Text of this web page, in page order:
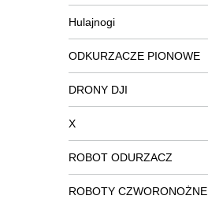
Hulajnogi
ODKURZACZE PIONOWE
DRONY DJI
X
ROBOT ODURZACZ
ROBOTY CZWORONOŻNE